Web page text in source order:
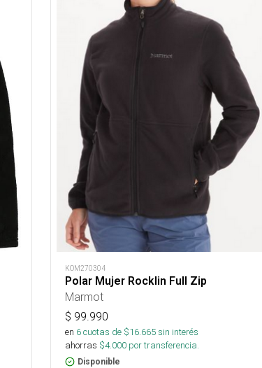
KOM270304
Polar Mujer Rocklin Full Zip
Marmot
$ 99.990
en 6cuotas de $16.665sin interés
ahorras $4.000 por transferencia.
Disponible